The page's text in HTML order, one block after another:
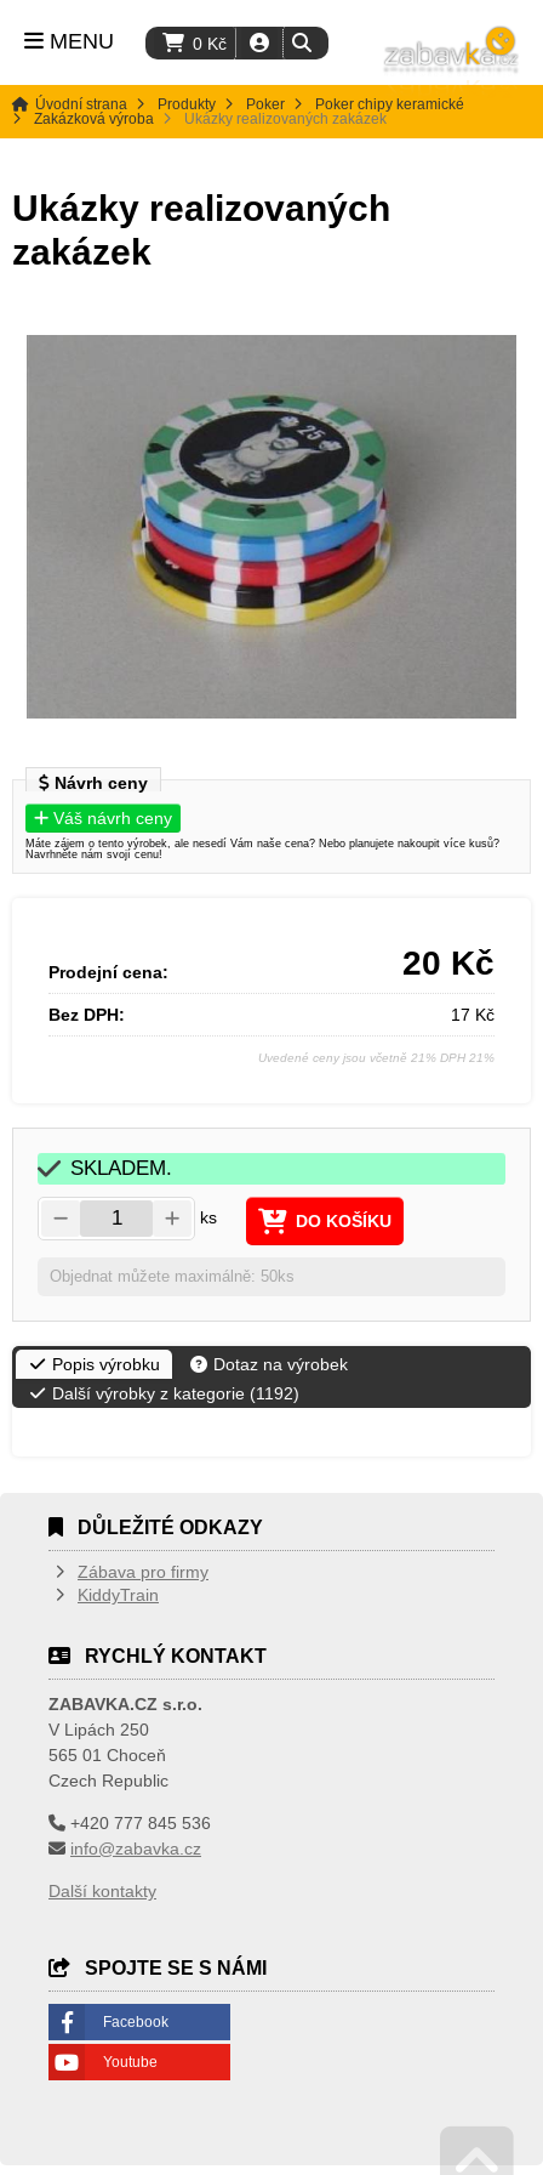
0 Kč
MENU
Úvodní strana Produkty Poker
Poker chipy keramické
Zakázková výroba
Ukázky realizovaných zakázek
Ukázky realizovaných
zakázek
Návrh ceny
Váš návrh ceny
Máte zájem o tento výrobek, ale nesedí Vám naše cena? Nebo planujete nakoupit více kusů?
Navrhněte nám svojí cenu!
Prodejní cena: 20 Kč
Bez DPH: 17 Kč
Uvedené ceny jsou včetně 21% DPH 21%
SKLADEM.
ks DO KOŠÍKU
Objednat můžete maximálně: 50ks
Popis výrobku
Dotaz na výrobek
Další výrobky z kategorie (1192)
DŮLEŽITÉ ODKAZY
Zábava pro firmy
KiddyTrain
RYCHLÝ KONTAKT
ZABAVKA.CZ s.r.o.
V Lipách 250
565 01 Choceň
Czech Republic
+420 777 845 536
info@zabavka.cz
Další kontakty
SPOJTE SE S NÁMI
Facebook
Youtube